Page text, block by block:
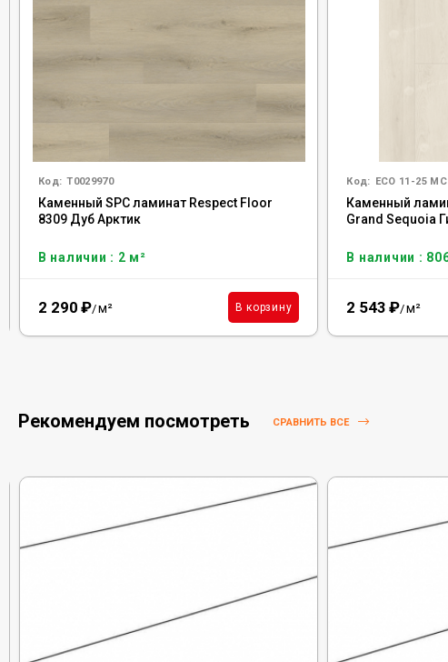
Код: Т0029970
Каменный SPC ламинат Respect Floor
8309 Дуб Арктик
В наличии : 2 м²
2 290 ₽/м² В корзину
Код: ECO 11-25 MC
Каменный
Grand Sequoia
В наличии :
2 543 ₽/м²
Рекомендуем посмотреть СРАВНИТЬ ВСЕ